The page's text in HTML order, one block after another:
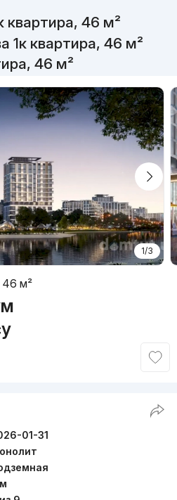
квартира, 46 м²
1к квартира, 46 м²
46 м²
1/3
46 м²
01-31